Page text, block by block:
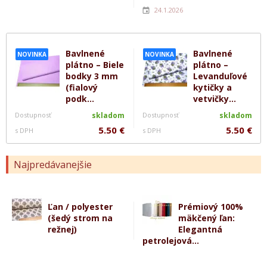
NOVINKA
Bavlnené
plátno – Biele
bodky 3 mm
(fialový
podk...
Dostupnosť skladom
s DPH 5.50 €
NOVINKA
Bavlnené
plátno –
Levanduľové
kytičky a
vetvičky...
Dostupnosť skladom
s DPH 5.50 €
Najpredávanejšie
Ľan / polyester
(šedý strom na
režnej)
Prémiový 100%
mäkčený ľan:
Elegantná
petrolejová...
24.1.2026